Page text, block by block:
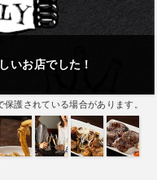
いお店でした！
保護されている場合があります。